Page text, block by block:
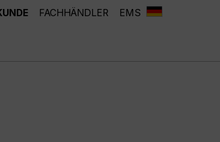
FACHHÄNDLER EMS